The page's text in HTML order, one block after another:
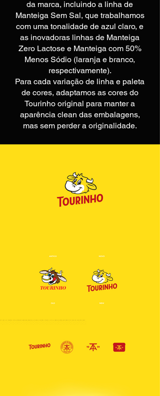
da marca, incluindo a linha de
Manteiga Sem Sal, que trabalhamos
com uma tonalidade de azul claro, e
as inovadoras linhas de Manteiga
Zero Lactose e Manteiga com 50%
Menos Sódio (laranja e branco,
respectivamente).
Para cada variação de linha e paleta
de cores, adaptamos as cores do
Tourinho original para manter a
aparência clean das embalagens,
mas sem perder a originalidade.